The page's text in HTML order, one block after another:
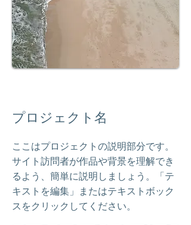
プロジェクト名
ここはプロジェクトの説明部分です。
サイト訪問者が作品や背景を理解でき
るよう、簡単に説明しましょう。「テ
キストを編集」またはテキストボック
スをクリックしてください。